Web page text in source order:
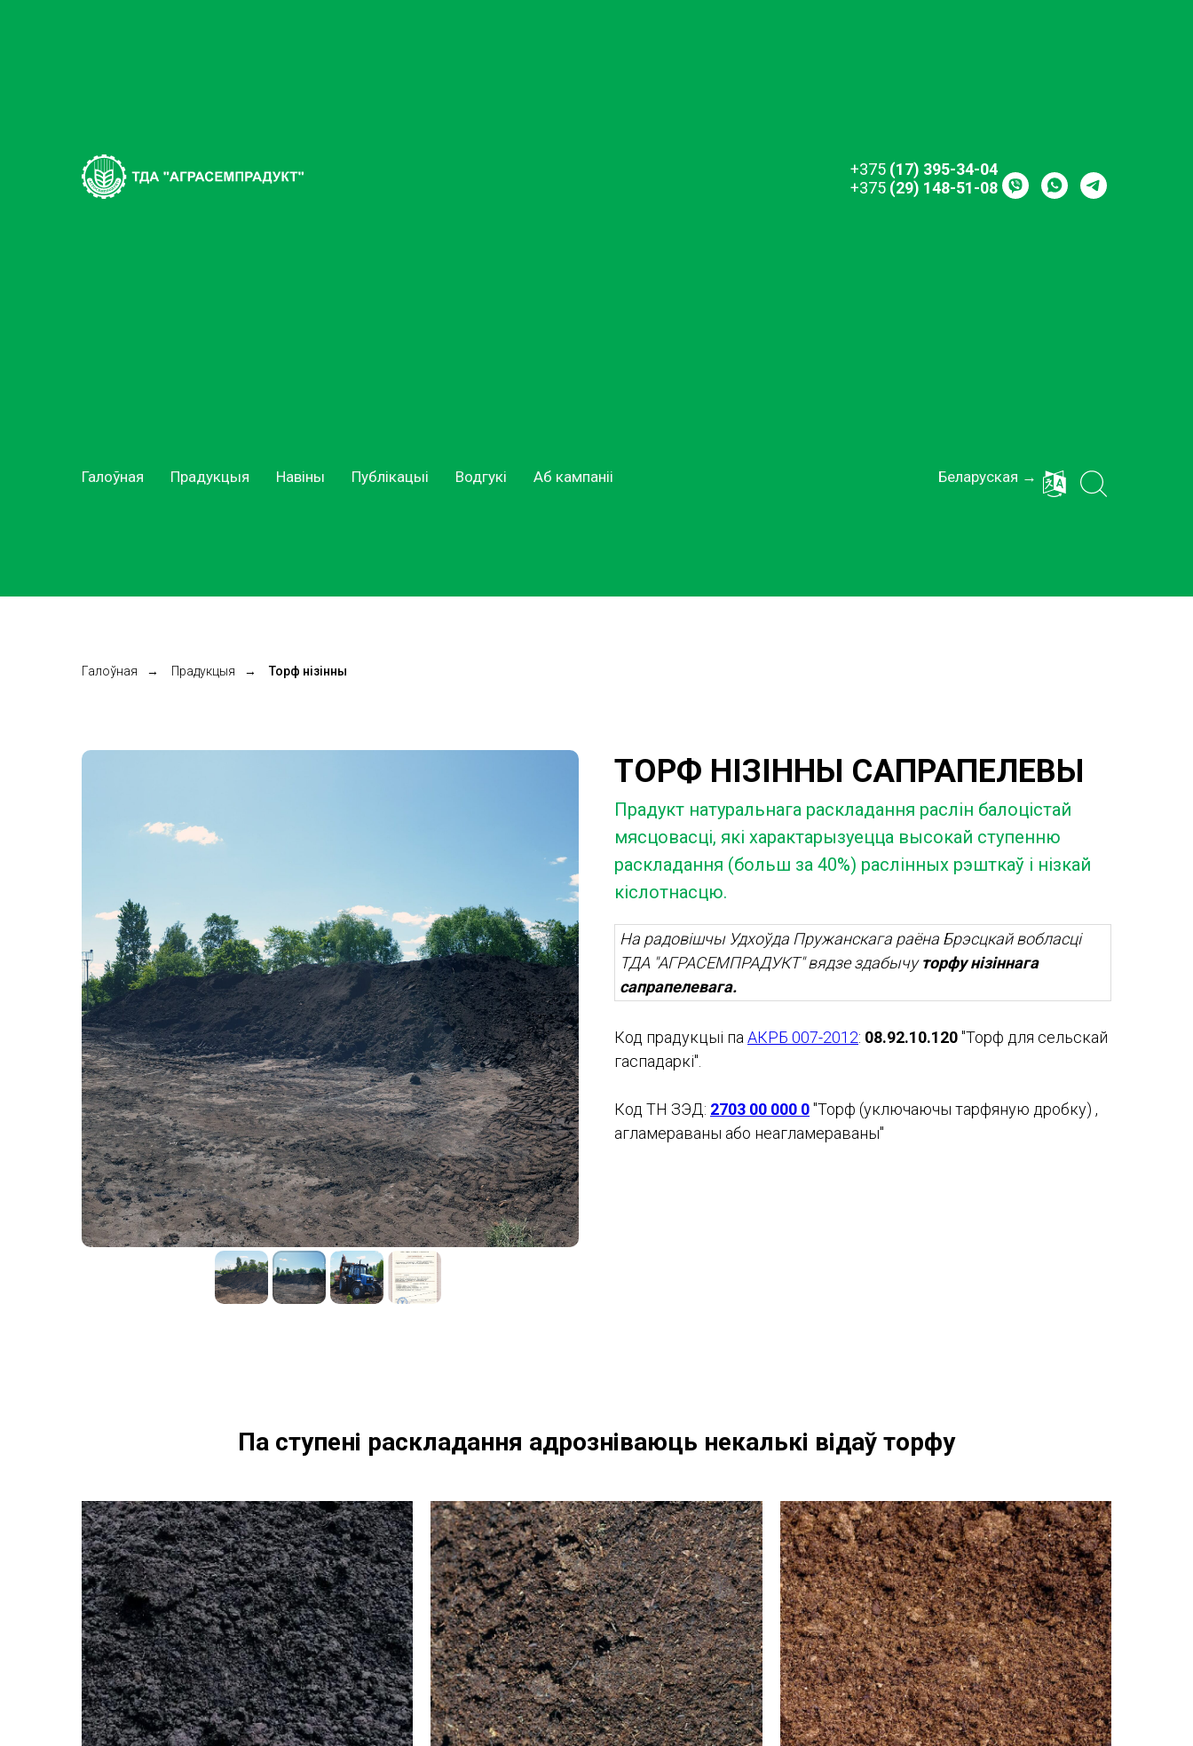
+375 (17) 395-34-04
+375 (29) 148-51-08
Галоўная Прадукцыя Навіны Публікацыі Водгукі Аб кампаніі Беларуская →
Галоўная → Прадукцыя → Торф нізінны
ТОРФ НІЗІННЫ САПРАПЕЛЕВЫ
Прадукт натуральнага раскладання раслін балоцістай
мясцовасці, які характарызуецца высокай ступенню
раскладання (больш за 40%) раслінных рэшткаў і нізкай
кіслотнасцю.
На радовішчы Удхоўда Пружанскага раёна Брэсцкай вобласці
ТДА "АГРАСЕМПРАДУКТ" вядзе здабычуторфу нізіннага
сапрапелевага.
Код прадукцыі па АКРБ 007-2012: 08.92.10.120"Торф для сельскай
гаспадаркі".
Код ТН ЗЭД: 2703 00 000 0"Торф (уключаючы тарфяную дробку) ,
агламераваны або неагламераваны"
Па ступені раскладання адрозніваюць некалькі відаў торфу